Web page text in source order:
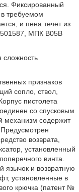
Фиксированный
требуемом
и пена течет из
МПК В05В
сложность
признаков
сопло, ствол,
пистолета
со спусковым
механизм содержит
возврата,
установленный
винта.
язычок и возвратную
установленные в
крючка (патент №